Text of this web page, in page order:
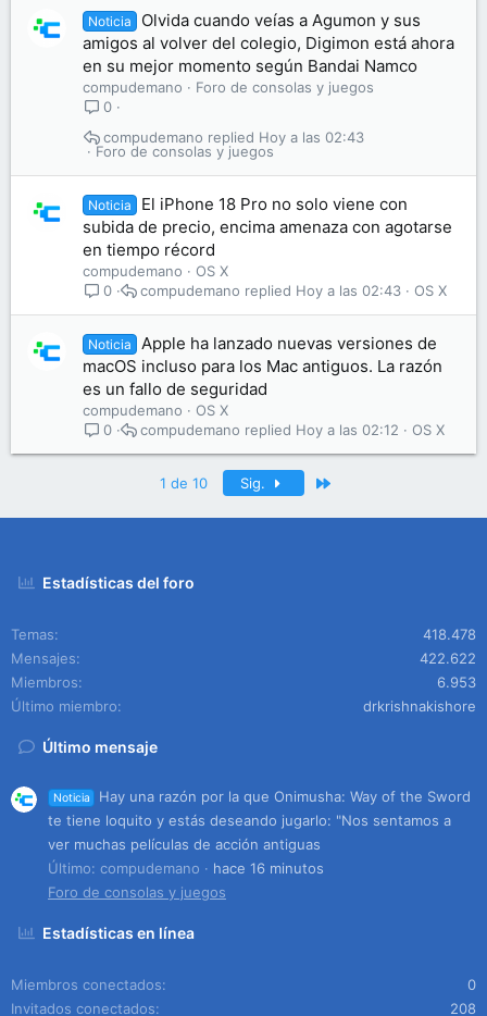
Noticia
Olvida cuando veías a Agumon y sus
amigos al volver del colegio, Digimon está ahora
en su mejor momento según Bandai Namco
compudemano
Foro de consolas y juegos
0
Foro de consolas y juegos
Hoy a las 02:43
compudemano
Noticia
El iPhone 18 Pro no solo viene con
subida de precio, encima amenaza con agotarse
en tiempo récord
compudemano
OS X
0
OS X
Hoy a las 02:43
compudemano
Noticia
Apple ha lanzado nuevas versiones de
macOS incluso para los Mac antiguos. La razón
es un fallo de seguridad
compudemano
OS X
0
OS X
Hoy a las 02:12
compudemano
1 de 10 Sig.
Estadísticas del foro
Temas
418.478
Mensajes
422.622
Miembros
6.953
Último miembro
drkrishnakishore
Último mensaje
Noticia
Hay una razón por la que Onimusha: Way of the Sword
te tiene loquito y estás deseando jugarlo: "Nos sentamos a
ver muchas películas de acción antiguas
Último: compudemano
hace 16 minutos
Foro de consolas y juegos
Estadísticas en línea
Miembros conectados
0
Invitados conectados
208